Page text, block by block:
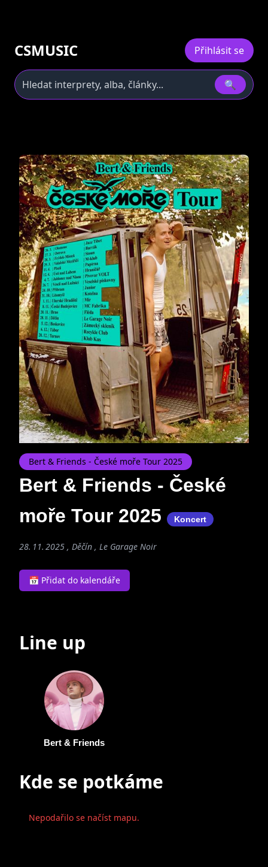
CSMUSIC Přihlásit se
🔍
Bert & Friends - České moře Tour 2025
Bert & Friends - České
moře Tour 2025
Koncert
28. 11. 2025 , Děčín , Le Garage Noir
📅 Přidat do kalendáře
Line up
Bert & Friends
Kde se potkáme
Nepodařilo se načíst mapu.